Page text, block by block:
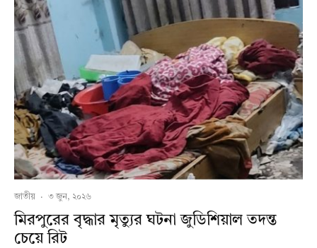
জাতীয় · ৩ জুন, ২০২৬
মিরপুরের বৃদ্ধার মৃত্যুর ঘটনা জুডিশিয়াল তদন্ত
চেয়ে রিট